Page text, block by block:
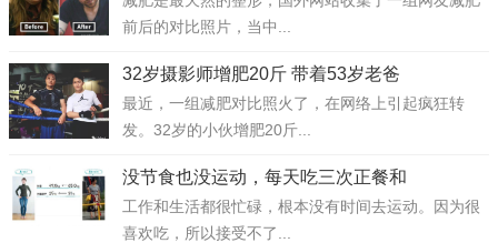
前后的对比照片，当中...
32岁摄影师增肥20斤 带着53岁老爸
最近，一组减肥对比照火了，在网络上引起疯狂转
发。32岁的小伙增肥20斤...
没节食也没运动，每天吃三次正餐和
工作和生活都很忙碌，根本没有时间去运动。因为很
喜欢吃，所以接受不了...